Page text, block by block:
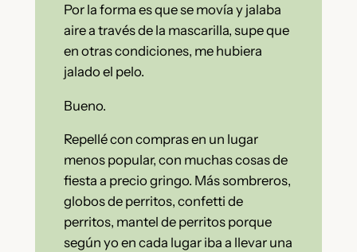
Por la forma es que se movía y jalaba
aire a través de la mascarilla, supe que
en otras condiciones, me hubiera
jalado el pelo.
Bueno.
Repellé con compras en un lugar
menos popular, con muchas cosas de
fiesta a precio gringo. Más sombreros,
globos de perritos, confetti de
perritos, mantel de perritos porque
según yo en cada lugar iba a llevar una